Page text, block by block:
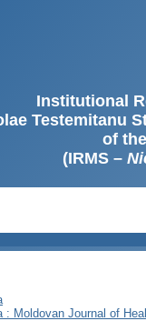
Institutional
Testemitanu
of
(IRMS –
Moldovan Journal of